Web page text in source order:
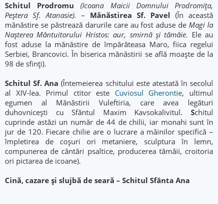
Schitul Prodromu
(Icoana Maicii Domnului Prodromița,
Peștera Sf. Atanasie). – Mănăstirea Sf. Pavel (În această
mănăstire se păstrează darurile care au fost aduse deMagi la
Nașterea Mântuitorului Hristos: aur, smirnă și tămâie. Ele au
fost aduse la mănăstire de împărăteasa Maro, fiica regelui
Serbiei, Brancovici. În biserica mănăstirii se află moaște de la
98 de sfinți).
Schitul Sf. Ana (Întemeierea schitului este atestată în secolul
al XIV-lea. Primul ctitor este Cuviosul Gherontie, ultimul
egumen al Mănăstirii Vuleftiria, care avea legături
duhovniceşti cu Sfântul Maxim Kavsokalivitul. Schitul
cuprinde astăzi un număr de 44 de chilii, iar monahi sunt în
jur de 120. Fiecare chilie are o lucrare a mâinilor specifică –
împletirea de coşuri ori metaniere, sculptura în lemn,
compunerea de cântări psaltice, producerea tămâii, croitoria
ori pictarea de icoane).
Cină, cazare și slujbă de seară – Schitul Sfânta Ana